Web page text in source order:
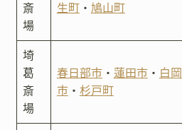
斎
場
生町・ 鳩山町
埼
葛
斎
場
春日部市・ 蓮田市・ 白岡
市・ 杉戸町